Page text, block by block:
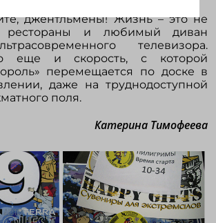
джентльмены! Жизнь – это не
рестораны и любимый диван
телевизора.
еще и скорость, с которой
перемещается по доске в
даже на труднодоступной
поля.
Катерина Тимофеева